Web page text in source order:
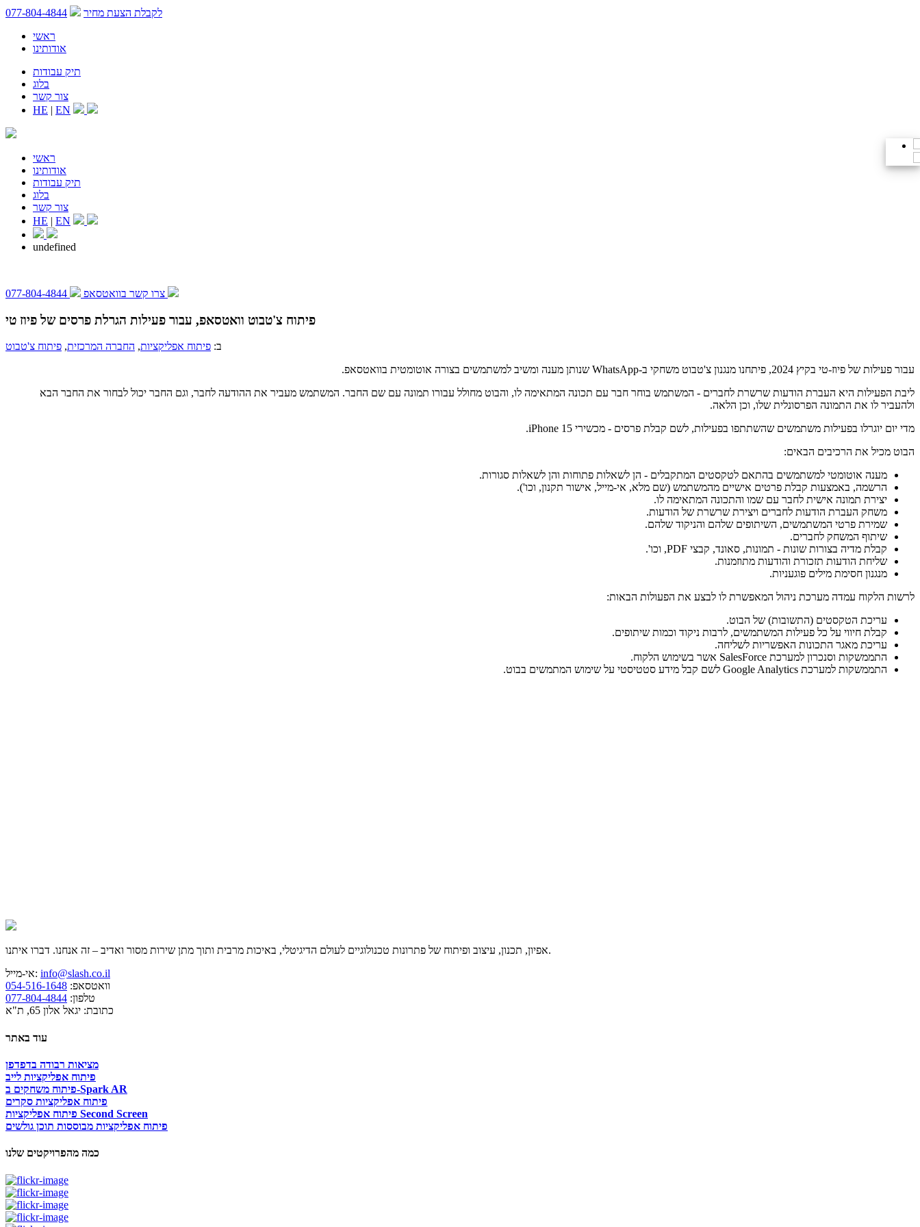
לקבלת הצעת מחיר
077-804-4844
ראשי
אודותינו
תיק עבודות
בלוג
צור קשר
HE | EN
ראשי
אודותינו
תיק עבודות
בלוג
צור קשר
HE | EN
undefined
צרו קשר בוואטסאפ 077-804-4844
פיתוח צ'טבוט וואטסאפ, עבור פעילות הגרלת פרסים של פיוז טי
ב: פיתוח אפליקציות, החברה המרכזית, פיתוח צ'טבוט
עבור פעילות של פיוז-טי בקיץ 2024, פיתחנו מנגנון צ'טבוט משחקי ב-WhatsApp שנותן מענה ומשיב למשתמשים בצורה אוטומטית בוואטסאפ.
ליבת הפעילות היא העברת הודעות שרשרת לחברים - המשתמש בוחר חבר עם תכונה המתאימה לו, והבוט מחולל עבורו תמונה עם שם החבר. המשתמש מעביר את ההודעה לחבר, וגם החבר יכול לבחור את החבר הבא
ולהעביר לו את התמונה הפרסונלית שלו, וכן הלאה.
מדי יום יוגרלו בפעילות משתמשים שהשתתפו בפעילות, לשם קבלת פרסים - מכשירי iPhone 15.
הבוט מכיל את הרכיבים הבאים:
מענה אוטומטי למשתמשים בהתאם לטקסטים המתקבלים - הן לשאלות פתוחות והן לשאלות סגורות.
הרשמה, באמצעות קבלת פרטים אישיים מהמשתמש (שם מלא, אי-מייל, אישור תקנון, וכו').
יצירת תמונה אישית לחבר עם שמו והתכונה המתאימה לו.
משחק העברת הודעות לחברים ויצירת שרשרת של הודעות.
שמירת פרטי המשתמשים, השיתופים שלהם והניקוד שלהם.
שיתוף המשחק לחברים.
קבלת מדיה בצורות שונות - תמונות, סאונד, קבצי PDF, וכו'.
שליחת הודעות תזכורת והודעות מתוזמנות.
מנגנון חסימת מילים פוגעניות.
לרשות הלקוח עמדה מערכת ניהול המאפשרת לו לבצע את הפעולות הבאות:
עריכת הטקסטים (התשובות) של הבוט.
קבלת חיווי על כל פעילות המשתמשים, לרבות ניקוד וכמות שיתופים.
עריכת מאגר התכונות האפשריות לשליחה.
התממשקות וסנכרון למערכת SalesForce אשר בשימוש הלקוח.
התממשקות למערכת Google Analytics לשם קבל מידע סטטיסטי על שימוש המתמשים בבוט.
אפיון, תכנון, עיצוב ופיתוח של פתרונות טכנולוגיים לעולם הדיגיטלי, באיכות מרבית ותוך מתן שירות מסור ואדיב – זה אנחנו. דברו איתנו.
אי-מייל: info@slash.co.il
וואטסאפ: 054-516-1648
טלפון: 077-804-4844
כתובת: יגאל אלון 65, ת"א
עוד באתר
מציאות רבודה בדפדפן
פיתוח אפליקציות לייב
פיתוח משחקים ב-Spark AR
פיתוח אפליקציות סקרים
פיתוח אפליקציות Second Screen
פיתוח אפליקציות מבוססות תוכן גולשים
כמה מהפרויקטים שלנו